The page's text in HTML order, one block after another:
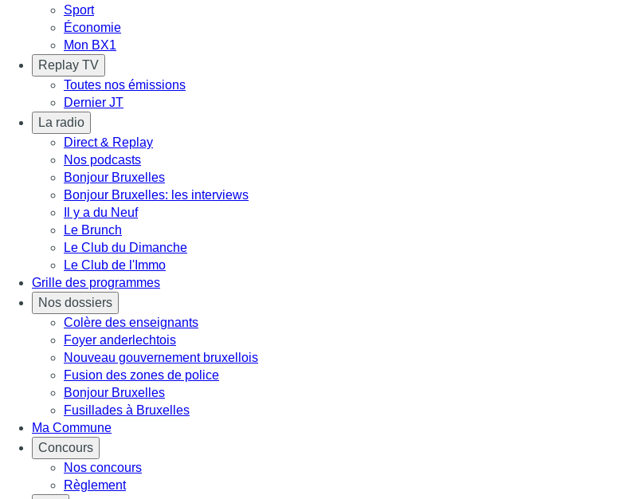
Sport
Économie
Mon BX1
Replay TV
Toutes nos émissions
Dernier JT
La radio
Direct & Replay
Nos podcasts
Bonjour Bruxelles
Bonjour Bruxelles: les interviews
Il y a du Neuf
Le Brunch
Le Club du Dimanche
Le Club de l'Immo
Grille des programmes
Nos dossiers
Colère des enseignants
Foyer anderlechtois
Nouveau gouvernement bruxellois
Fusion des zones de police
Bonjour Bruxelles
Fusillades à Bruxelles
Ma Commune
Concours
Nos concours
Règlement